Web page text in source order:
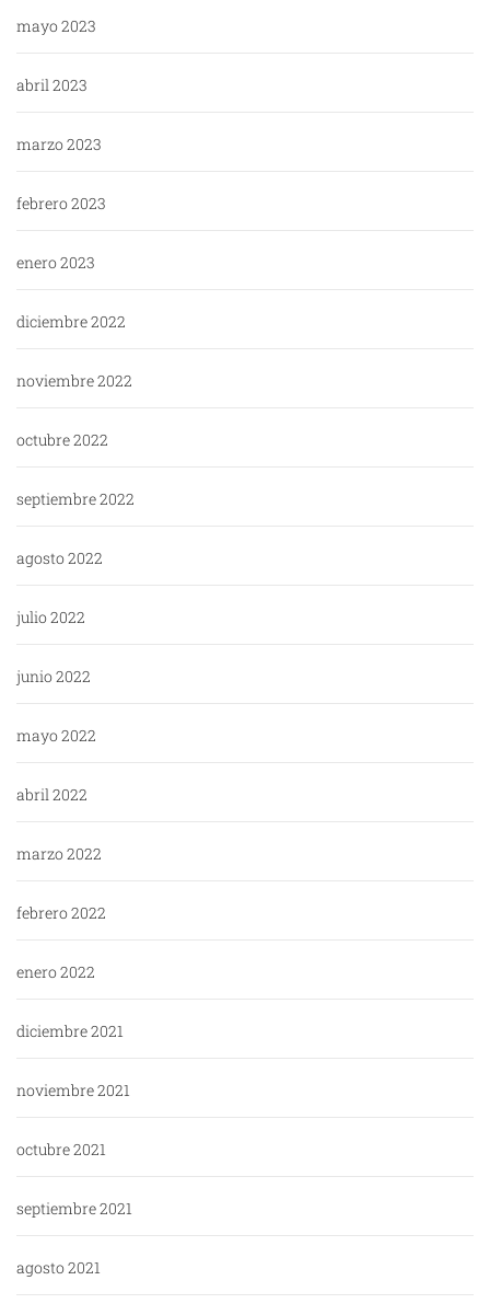
mayo 2023
abril 2023
marzo 2023
febrero 2023
enero 2023
diciembre 2022
noviembre 2022
octubre 2022
septiembre 2022
agosto 2022
julio 2022
junio 2022
mayo 2022
abril 2022
marzo 2022
febrero 2022
enero 2022
diciembre 2021
noviembre 2021
octubre 2021
septiembre 2021
agosto 2021